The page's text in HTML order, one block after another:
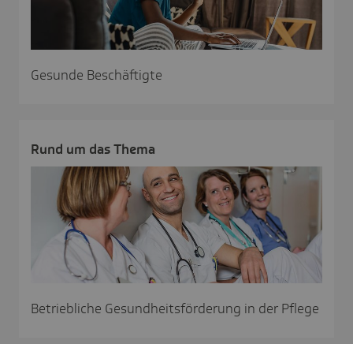
Gesunde Beschäftigte
Rund um das Thema
Betriebliche Gesundheitsförderung in der Pflege